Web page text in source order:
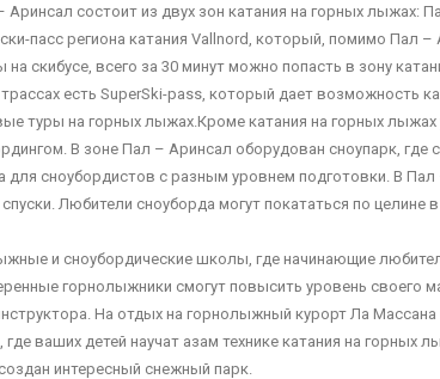
состоит из двух зон катания на горных лыжах:
пасс региона катания Vallnord, который, помимо Пал
скибусе, всего за 30 минут можно попасть в зону
трассах есть SuperSki-pass, который дает
туры на горных лыжах.Кроме катания на горных
В зоне Пал – Аринсал оборудован сноупарк, где
для сноубордистов с разным уровнем подготовки. В
Любители сноуборда могут покататься по
и сноубордические школы, где начинающие
горнолыжники смогут повысить уровень своего
На отдых на горнолыжный курорт Ла
ваших детей научат азам технике катания на горных
интересный снежный парк.